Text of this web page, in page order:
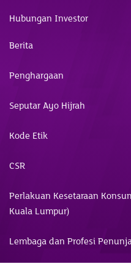
Hubungan Investor
Berita
Penghargaan
Seputar Ayo Hijrah
Kode Etik
CSR
Perlakuan Kesetaraan
Kuala Lumpur)
Lembaga dan Profesi